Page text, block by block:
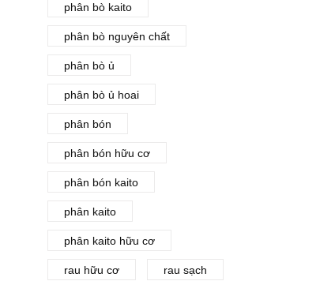
phân bò kaito
phân bò nguyên chất
phân bò ủ
phân bò ủ hoai
phân bón
phân bón hữu cơ
phân bón kaito
phân kaito
phân kaito hữu cơ
rau hữu cơ rau sạch